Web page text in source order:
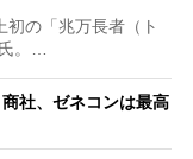
の「兆万長者（ト
。…
社、ゼネコンは最高